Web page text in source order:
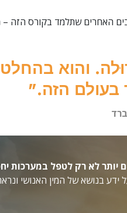
האחרים שתלמד בקורס הזה –
והוא
בעולם הזה."
לא רק לטפל במערכות
ידע בנושא של המין האנושי